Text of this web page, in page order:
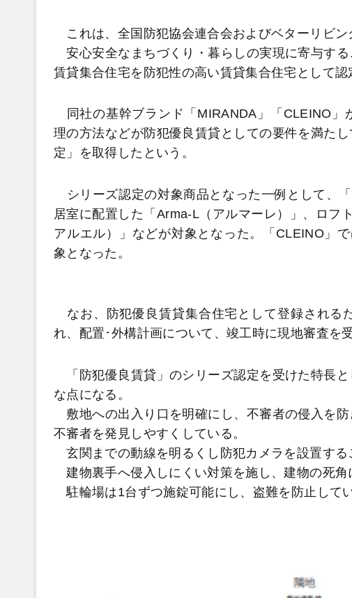
これは、全国防犯協会連合会およびベターリビン
安心安全なまちづくり・暮らしの実現に寄与す
賃貸集合住宅を防犯性の高い賃貸集合住宅として認
同社の基幹ブランド「MIRANDA」「CLEINO」
理の方法などが防犯優良賃貸としての要件を満た
定」を取得したという。
シリーズ認定の対象商品となった一例として、
居室に配置した「Arma-L（アルマーレ）」、ロフ
アルエル）」などが対象となった。「CLEINO」
象となった。
なお、防犯優良賃貸集合住宅として登録される
れ、配置･外構計画について、竣工時に現地審査を
「防犯優良賃貸」のシリーズ認定を受けた特長
な点になる。
敷地への出入り口を明確にし、不審者の侵入を
不審者を発見しやすくしている。
玄関までの動線を明るくし防犯カメラを設置する
建物裏手へ侵入しにくい対策を施し、建物の死角
駐輪場は1台ずつ施錠可能にし、盗難を防止して